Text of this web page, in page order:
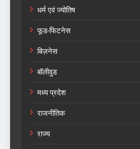
धर्म एवं ज्योतिष
फूड-फिटनेस
बिज़नेस
बॉलीवुड
मध्य प्रदेश
राजनीतिक
राज्य